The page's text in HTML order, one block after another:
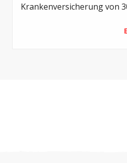
Krankenversicherung von
Eigenverantwortung der